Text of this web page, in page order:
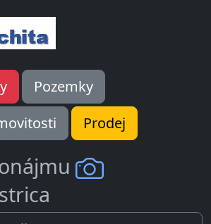
Pozemky
Prodej